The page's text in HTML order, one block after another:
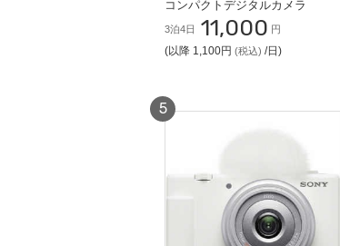
コンパクトデジタルカメラ
3泊4日 11,000 円
(以降 1,100円 (税込) /日)